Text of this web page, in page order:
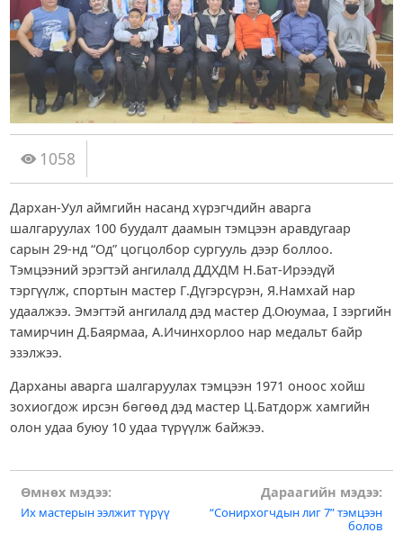
1058
Дархан-Уул аймгийн насанд хүрэгчдийн аварга
шалгаруулах 100 буудалт даамын тэмцээн аравдугаар
сарын 29-нд “Од” цогцолбор сургууль дээр боллоо.
Тэмцээний эрэгтэй ангилалд ДДХДМ Н.Бат-Ирээдүй
тэргүүлж, спортын мастер Г.Дүгэрсүрэн, Я.Намхай нар
удаалжээ. Эмэгтэй ангилалд дэд мастер Д.Оюумаа, I зэргийн
тамирчин Д.Баярмаа, А.Ичинхорлоо нар медальт байр
эзэлжээ.
Дарханы аварга шалгаруулах тэмцээн 1971 оноос хойш
зохиогдож ирсэн бөгөөд дэд мастер Ц.Батдорж хамгийн
олон удаа буюу 10 удаа түрүүлж байжээ.
Post
navigation
Өмнөх мэдээ:
Их мастерын ээлжит түрүү
Дараагийн мэдээ:
“Сонирхогчдын лиг 7” тэмцээн
болов